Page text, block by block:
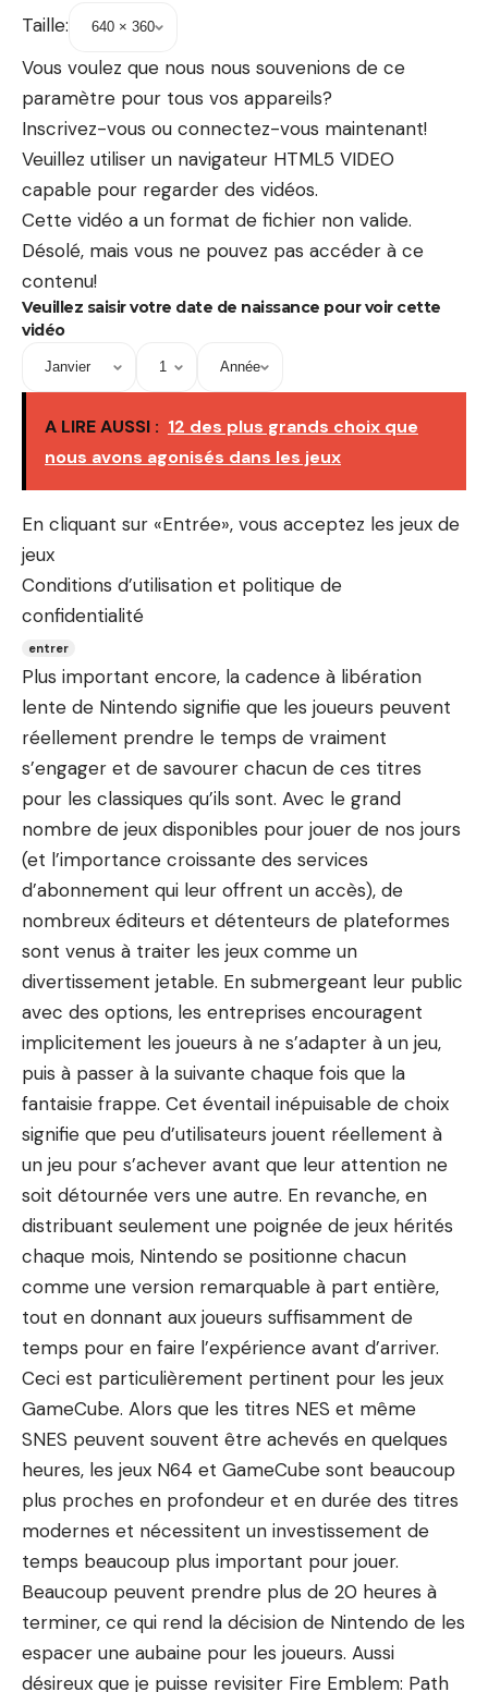
Taille:
Vous voulez que nous nous souvenions de ce
paramètre pour tous vos appareils?
Inscrivez-vous ou connectez-vous maintenant!
Veuillez utiliser un navigateur HTML5 VIDEO
capable pour regarder des vidéos.
Cette vidéo a un format de fichier non valide.
Désolé, mais vous ne pouvez pas accéder à ce
contenu!
Veuillez saisir votre date de naissance pour voir cette
vidéo
A LIRE AUSSI : 12 des plus grands choix que
nous avons agonisés dans les jeux
En cliquant sur «Entrée», vous acceptez les jeux de
jeux
Conditions d’utilisation et politique de
confidentialité
entrer
Plus important encore, la cadence à libération
lente de Nintendo signifie que les joueurs peuvent
réellement prendre le temps de vraiment
s’engager et de savourer chacun de ces titres
pour les classiques qu’ils sont. Avec le grand
nombre de jeux disponibles pour jouer de nos jours
(et l’importance croissante des services
d’abonnement qui leur offrent un accès), de
nombreux éditeurs et détenteurs de plateformes
sont venus à traiter les jeux comme un
divertissement jetable. En submergeant leur public
avec des options, les entreprises encouragent
implicitement les joueurs à ne s’adapter à un jeu,
puis à passer à la suivante chaque fois que la
fantaisie frappe. Cet éventail inépuisable de choix
signifie que peu d’utilisateurs jouent réellement à
un jeu pour s’achever avant que leur attention ne
soit détournée vers une autre. En revanche, en
distribuant seulement une poignée de jeux hérités
chaque mois, Nintendo se positionne chacun
comme une version remarquable à part entière,
tout en donnant aux joueurs suffisamment de
temps pour en faire l’expérience avant d’arriver.
Ceci est particulièrement pertinent pour les jeux
GameCube. Alors que les titres NES et même
SNES peuvent souvent être achevés en quelques
heures, les jeux N64 et GameCube sont beaucoup
plus proches en profondeur et en durée des titres
modernes et nécessitent un investissement de
temps beaucoup plus important pour jouer.
Beaucoup peuvent prendre plus de 20 heures à
terminer, ce qui rend la décision de Nintendo de les
espacer une aubaine pour les joueurs. Aussi
désireux que je puisse revisiter Fire Emblem: Path